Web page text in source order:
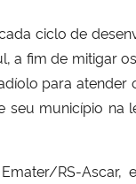
ciclo de
a fim de mitigar
para atender
seu município na
RS-Ascar,